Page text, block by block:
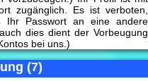
zugänglich. Es ist verboten,
Ihr Passwort an eine andere
dies dient der Vorbeugung
bei uns.)
(7)